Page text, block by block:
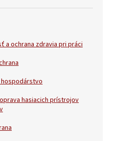
a ochrana zdravia pri práci
hasiacich prístrojov